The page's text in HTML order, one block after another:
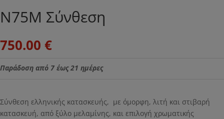
Ν75M Σύνθεση
750.00 €
Παράδοση από 7 έως 21 ημέρες
Σύνθεση ελληνικής κατασκευής, με όμορφη, λιτή και στιβαρή
κατασκευή, από ξύλο μελαμίνης, και επιλογή χρωματικής